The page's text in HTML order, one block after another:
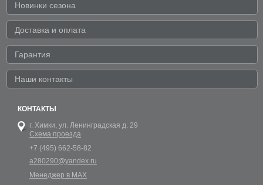
Новинки сезона
Доставка и оплата
Гарантия
Наши контакты
КОНТАКТЫ
г. Химки, ул. Ленинградская д. 29
Схема проезда
+7 (495) 662-58-82
a280290@yandex.ru
Менеджер в MAX